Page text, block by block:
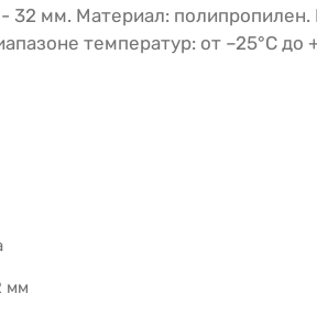
32 мм. Материал: полипропилен.
температур: от –25°С до
мм